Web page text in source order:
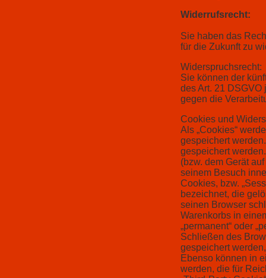
Widerrufsrecht:
Sie haben das
für die Zukunft zu
Widerspruchsrecht:
Sie können der
des Art. 21
gegen die
Cookies und
Als „Cookies“
gespeichert
gespeichert
(bzw. dem Gerät
seinem Besuch
Cookies, bzw.
bezeichnet, die
seinen Browser
Warenkorbs in
„permanent“ oder
Schließen des
gespeichert
Ebenso können in
werden, die für